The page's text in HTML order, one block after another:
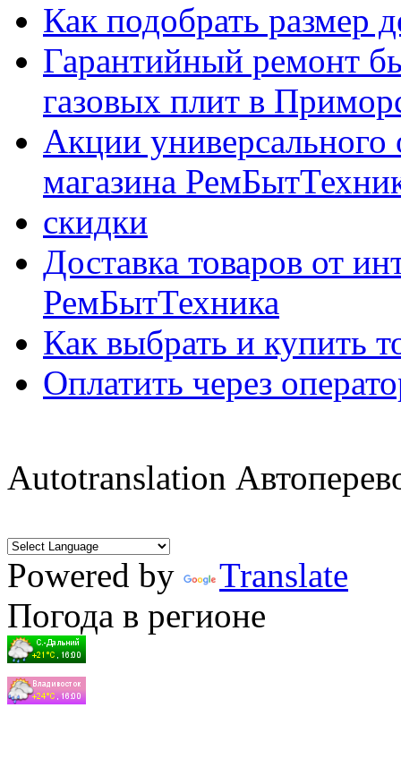
Как подобрать размер
Гарантийный ремонт
газовых плит в
Акции универсального
магазина
скидки
Доставка товаров от
РемБытТехника
Как выбрать и купить
Оплатить через
Autotranslation
Powered by
Translate
Погода в регионе